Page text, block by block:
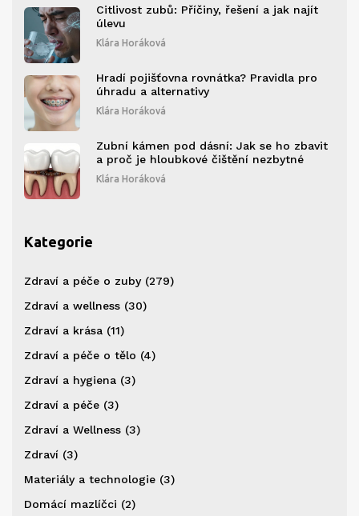
Citlivost zubů: Příčiny, řešení a jak najít
úlevu
Klára Horáková
Hradí pojišťovna rovnátka? Pravidla pro
úhradu a alternativy
Klára Horáková
Zubní kámen pod dásní: Jak se ho zbavit
a proč je hloubkové čištění nezbytné
Klára Horáková
Kategorie
Zdraví a péče o zuby (279)
Zdraví a wellness (30)
Zdraví a krása (11)
Zdraví a péče o tělo (4)
Zdraví a hygiena (3)
Zdraví a péče (3)
Zdraví a Wellness (3)
Zdraví (3)
Materiály a technologie (3)
Domácí mazlíčci (2)